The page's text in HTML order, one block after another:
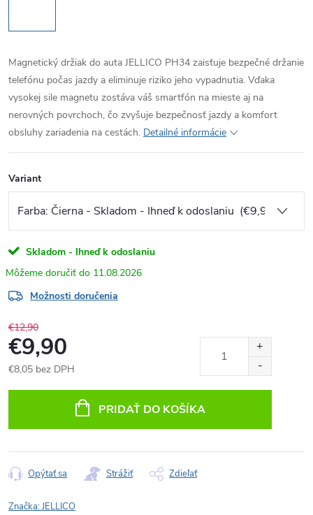
Magnetický držiak do auta JELLICO PH34 zaisťuje bezpečné držanie
telefónu počas jazdy a eliminuje riziko jeho vypadnutia. Vďaka
vysokej sile magnetu zostáva váš smartfón na mieste aj na
nerovných povrchoch, čo zvyšuje bezpečnosť jazdy a komfort
obsluhy zariadenia na cestách. Detailné informácie
Variant
Skladom - Ihneď k odoslaniu
11.08.2026
Možnosti doručenia
€12,90
€9,90
€8,05 bez DPH
PRIDAŤ DO KOŠÍKA
Opýtať sa Strážiť Zdieľať
Značka:JELLICO